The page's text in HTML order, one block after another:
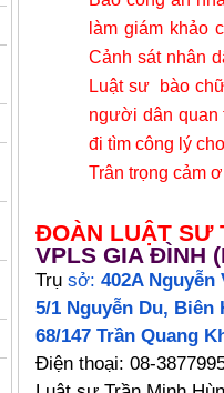
làm giám khảo
Cảnh sát nhân
Luật sư bào
người dân quan
đi tìm công lý
Trân trọng cảm
ĐOÀN LUẬT SƯ
VPLS GIA ĐÌNH
Trụ sở: 402A Nguyễn
5/1 Nguyễn Du, Biên
68/147 Trần Quang
Điện thoại: 08-